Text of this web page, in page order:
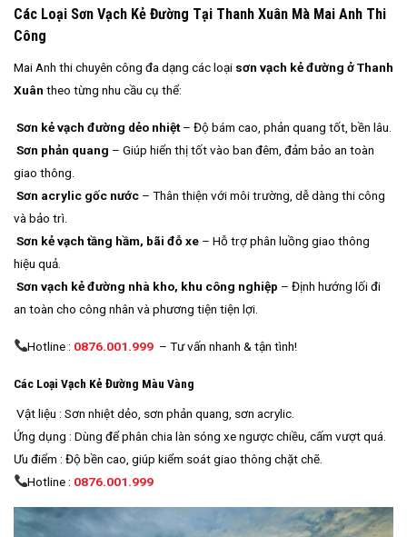
Các Loại Sơn Vạch Kẻ Đường Tại Thanh Xuân Mà Mai Anh Thi
Công
Mai Anh thi chuyên công đa dạng các loại sơn vạch kẻ đường ở Thanh
Xuân theo từng nhu cầu cụ thể:
Sơn kẻ vạch đường dẻo nhiệt– Độ bám cao, phản quang tốt, bền lâu.
Sơn phản quang – Giúp hiển thị tốt vào ban đêm, đảm bảo an toàn
giao thông.
Sơn acrylic gốc nước – Thân thiện với môi trường, dễ dàng thi công
và bảo trì.
Sơn kẻ vạch tầng hầm, bãi đỗ xe – Hỗ trợ phân luồng giao thông
hiệu quả.
Sơn vạch kẻ đường nhà kho, khu công nghiệp – Định hướng lối đi
an toàn cho công nhân và phương tiện tiện lợi.
Hotline : 0876.001.999 – Tư vấn nhanh & tận tình!
Các Loại Vạch Kẻ Đường Màu Vàng
Vật liệu : Sơn nhiệt dẻo, sơn phản quang, sơn acrylic.
Ứng dụng : Dùng để phân chia làn sóng xe ngược chiều, cấm vượt quá.
Ưu điểm : Độ bền cao, giúp kiểm soát giao thông chặt chẽ.
Hotline : 0876.001.999